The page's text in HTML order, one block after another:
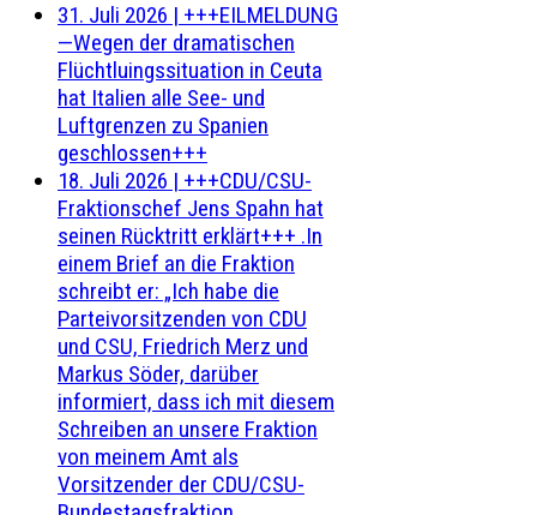
31. Juli 2026 | +++EILMELDUNG
—Wegen der dramatischen
Flüchtluingssituation in Ceuta
hat Italien alle See- und
Luftgrenzen zu Spanien
geschlossen+++
18. Juli 2026 | +++CDU/CSU-
Fraktionschef Jens Spahn hat
seinen Rücktritt erklärt+++ .In
einem Brief an die Fraktion
schreibt er: „Ich habe die
Parteivorsitzenden von CDU
und CSU, Friedrich Merz und
Markus Söder, darüber
informiert, dass ich mit diesem
Schreiben an unsere Fraktion
von meinem Amt als
Vorsitzender der CDU/CSU-